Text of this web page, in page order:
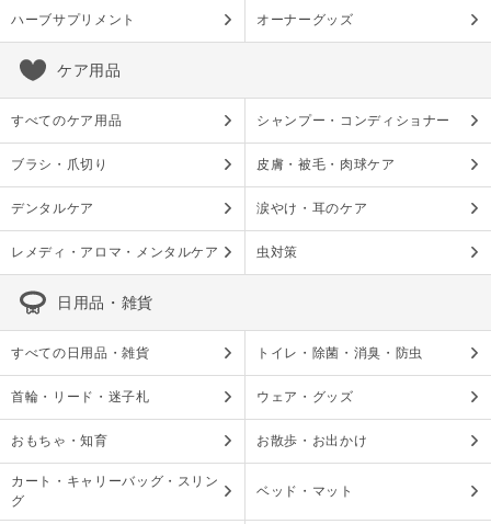
ハーブサプリメント オーナーグッズ
ケア用品
すべてのケア用品 シャンプー・コンディショナー
ブラシ・爪切り 皮膚・被毛・肉球ケア
デンタルケア 涙やけ・耳のケア
レメディ・アロマ・メンタルケア 虫対策
日用品・雑貨
すべての日用品・雑貨 トイレ・除菌・消臭・防虫
首輪・リード・迷子札 ウェア・グッズ
おもちゃ・知育 お散歩・お出かけ
カート・キャリーバッグ・スリン
グ
ベッド・マット